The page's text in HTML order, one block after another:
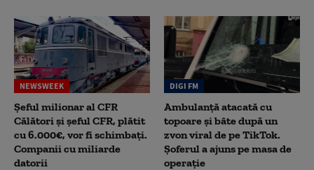
NEWSWEEK
Șeful milionar al CFR
Călători și șeful CFR, plătit
cu 6.000€, vor fi schimbați.
Companii cu miliarde
datorii
DIGI FM
Ambulanță atacată cu
topoare și bâte după un
zvon viral de pe TikTok.
Șoferul a ajuns pe masa de
operație